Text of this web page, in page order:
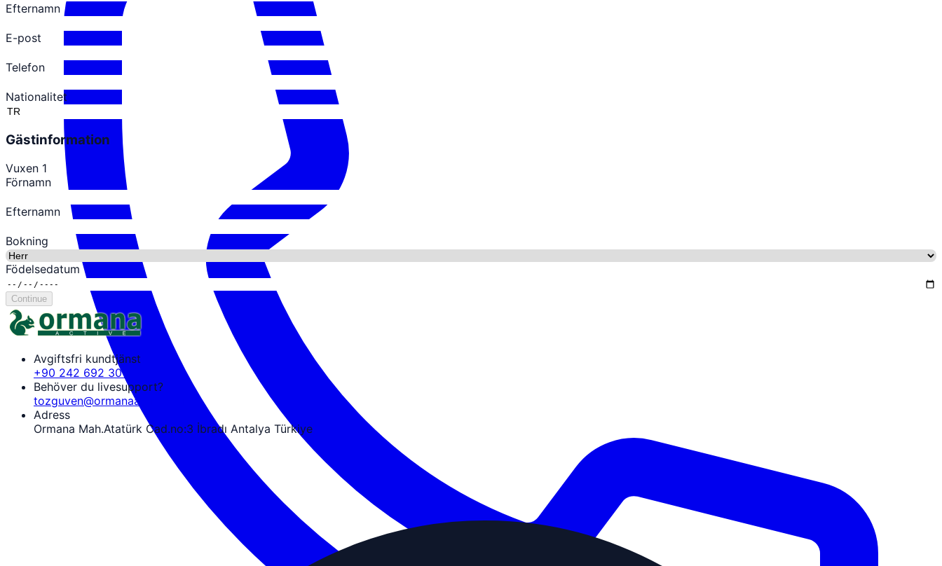
Efternamn
E-post
Telefon
Nationalitet
Gästinformation
Vuxen 1
Förnamn
Efternamn
Bokning
Födelsedatum
Continue
Avgiftsfri kundtjänst
+90 242 692 30 30
Behöver du livesupport?
tozguven@ormanaactive.com
Adress
Ormana Mah.Atatürk Cad.no:3 İbradı Antalya Türkiye